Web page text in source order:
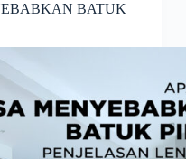
BATUK